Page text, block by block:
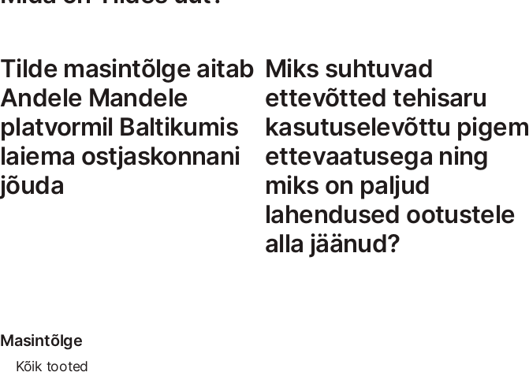
Tilde masintõlge aitab
Andele Mandele
platvormil Baltikumis
laiema ostjaskonnani
jõuda
Miks suhtuvad
ettevõtted tehisaru
kasutuselevõttu pigem
ettevaatusega ning
miks on paljud
lahendused ootustele
alla jäänud?
Masintõlge
Kõik tooted